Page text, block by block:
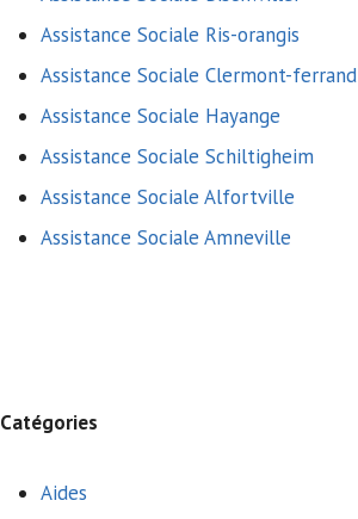
Assistance Sociale Ris-orangis
Assistance Sociale Clermont-ferrand
Assistance Sociale Hayange
Assistance Sociale Schiltigheim
Assistance Sociale Alfortville
Assistance Sociale Amneville
Catégories
Aides